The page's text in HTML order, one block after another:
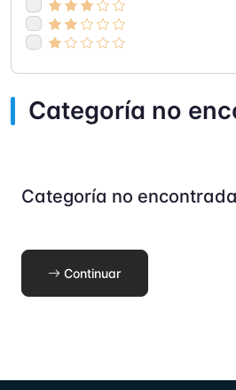
Categoría no
Categoría no
Continuar